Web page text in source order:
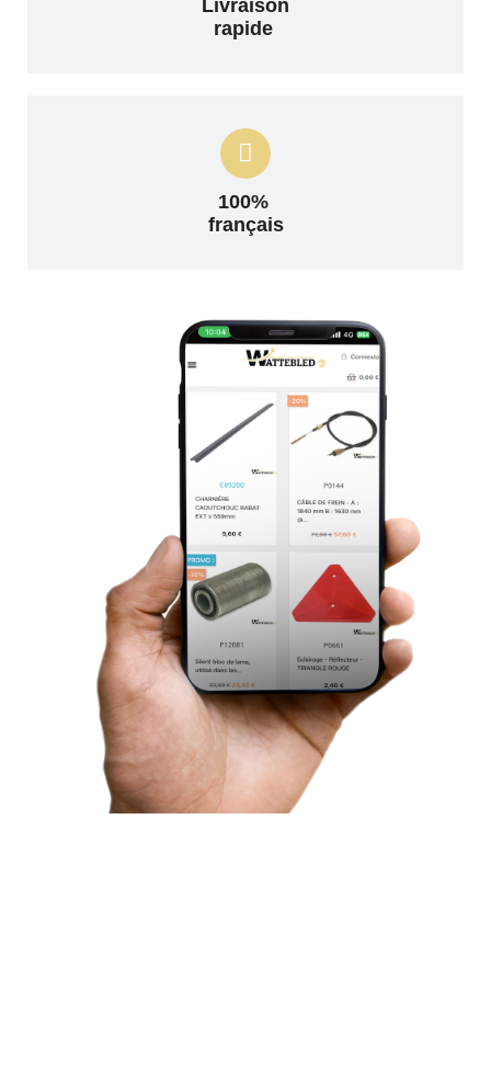
Livraison
rapide
100%
français